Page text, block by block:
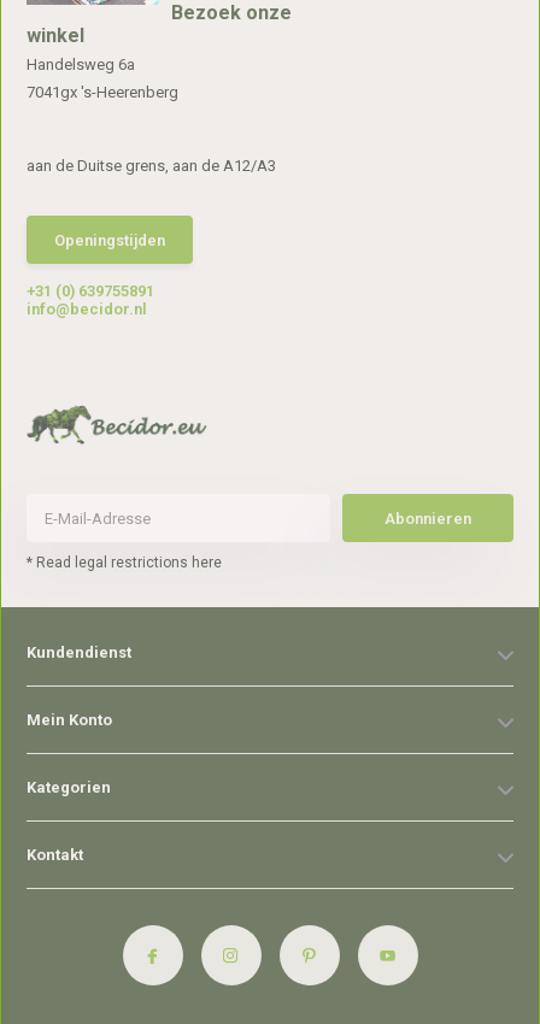
Bezoek onze
winkel
Handelsweg 6a
7041gx 's-Heerenberg
aan de Duitse grens, aan de A12/A3
Openingstijden
+31 (0) 639755891
info@becidor.nl
Abonnieren
* Read legal restrictions here
Kundendienst
Mein Konto
Kategorien
Kontakt